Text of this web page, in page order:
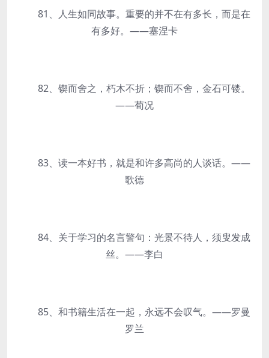
81、人生如同故事。重要的并不在有多长，而是在
有多好。——塞涅卡
82、锲而舍之，朽木不折；锲而不舍，金石可镂。
——荀况
83、读一本好书，就是和许多高尚的人谈话。——
歌德
84、关于学习的名言警句：光景不待人，须叟发成
丝。——李白
85、和书籍生活在一起，永远不会叹气。——罗曼
罗兰